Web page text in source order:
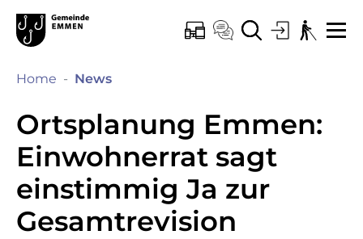
zur Startseite
Direkt zur Hauptnavigation
Direkt zum Inhalt
Direkt zur Suche
Direkt zum Stichwortverzeichnis
KopfzeileEmmen
Hauptnavigation
ONLINE-SCHALTER
KONTAKT
SUCHELOGIN
Hauptinhalt
Home News(ausgewählt)
Ortsplanung Emmen:
Einwohnerrat sagt
einstimmig Ja zur
Gesamtrevision